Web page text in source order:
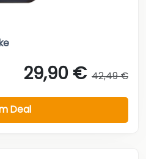
29,90 € 42,49 €
Deal